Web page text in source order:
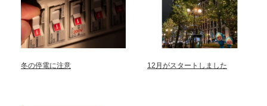
冬の停電に注意 12月がスタートしました